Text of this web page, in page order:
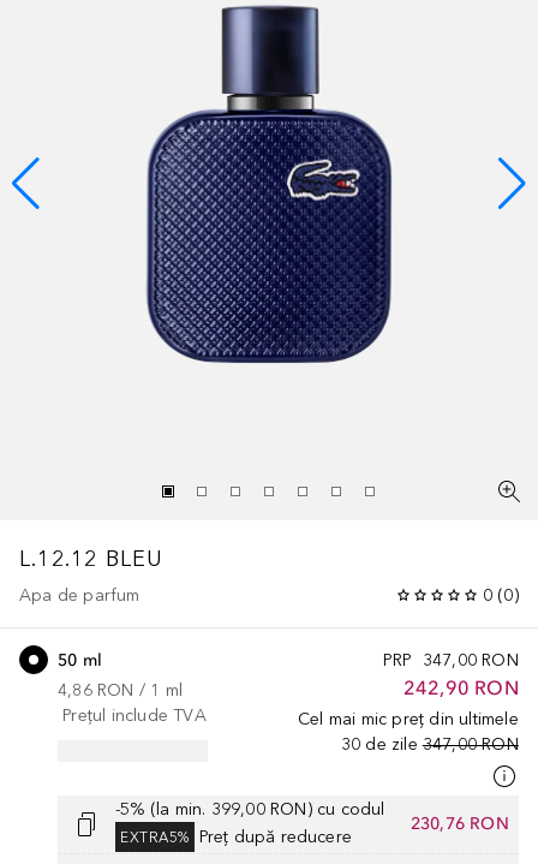
L.12.12 BLEU
Apa de parfum 0 (0)
PRP 347,00 RON
242,90 RON
Cel mai mic preț din ultimele
30 de zile 347,00 RON
50 ml
4,86 RON / 1 ml
Prețul include TVA
-5% (la min. 399,00 RON) cu codul
EXTRA5% Preț după reducere
230,76 RON